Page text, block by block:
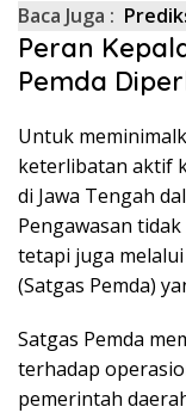
Baca Juga :
Peran
Pemda
Untuk
keterlibatan aktif
di Jawa Tengah
Pengawasan
tetapi juga
(Satgas Pemda)
Satgas Pemda
terhadap
pemerintah